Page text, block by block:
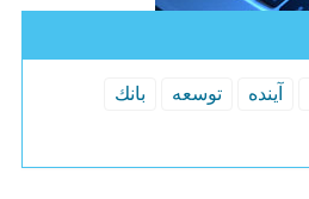
آینده توسعه
بانك